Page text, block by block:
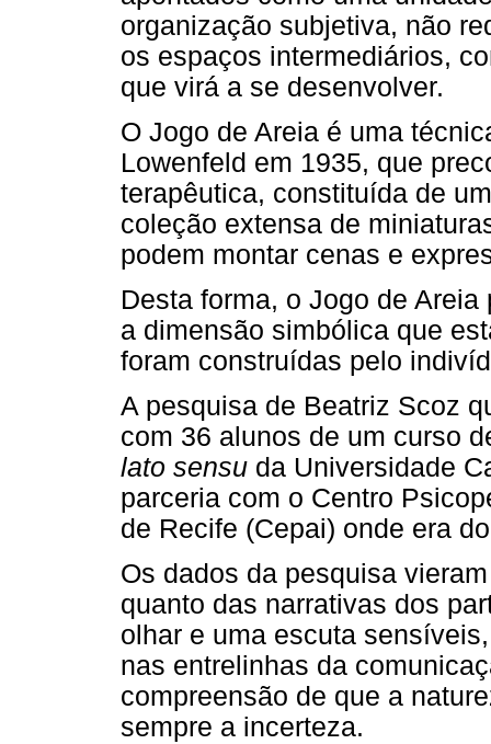
organização subjetiva, não
os espaços intermediários,
que virá a se desenvolver.
O Jogo de Areia é uma
Lowenfeld em 1935, que
terapêutica, constituída de
coleção extensa de
podem montar cenas e
Desta forma, o Jogo de
a dimensão simbólica que
foram construídas pelo
A pesquisa de Beatriz Scoz
com 36 alunos de um curso
lato sensu da Universidade
parceria com o Centro
de Recife (Cepai) onde era
Os dados da pesquisa
quanto das narrativas dos
olhar e uma escuta
nas entrelinhas da
compreensão de que a
sempre a incerteza.